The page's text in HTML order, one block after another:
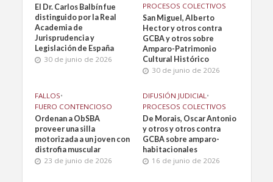
El Dr. Carlos Balbín fue
distinguido por la Real
Academia de
Jurisprudencia y
Legislación de España
30 de junio de 2026
PROCESOS COLECTIVOS
San Miguel, Alberto
Hector y otros contra
GCBA y otros sobre
Amparo-Patrimonio
Cultural Histórico
30 de junio de 2026
FALLOS•
FUERO CONTENCIOSO
Ordenan a ObSBA
proveer una silla
motorizada a un joven con
distrofia muscular
23 de junio de 2026
DIFUSIÓN JUDICIAL •
PROCESOS COLECTIVOS
De Morais, Oscar Antonio
y otros y otros contra
GCBA sobre amparo-
habitacionales
16 de junio de 2026